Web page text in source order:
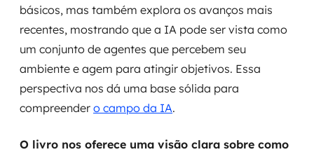
básicos, mas também explora os avanços mais
recentes, mostrando que a IA pode ser vista como
um conjunto de agentes que percebem seu
ambiente e agem para atingir objetivos. Essa
perspectiva nos dá uma base sólida para
compreender o campo da IA.
O livro nos oferece uma visão clara sobre como